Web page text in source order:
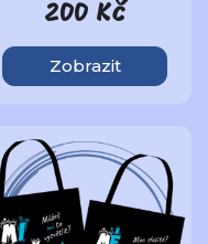
200 Kč
Zobrazit